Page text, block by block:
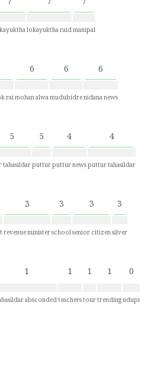
7 7
lokayuktha raid
7
manipal
rai
6
mohan alwa
6
mudubidre
6
nidana news
5
tahasildar
5
puttur
4
puttur news
4
puttur tahasildar
3
revenue minister
3
school
3
senior citizen
3
silver
1
absconded
1
teachers
1
tour
1
trending
0
udupi